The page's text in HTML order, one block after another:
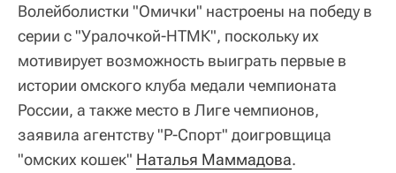
Волейболистки "Омички" настроены на победу в
серии с "Уралочкой-НТМК", поскольку их
мотивирует возможность выиграть первые в
истории омского клуба медали чемпионата
России, а также место в Лиге чемпионов,
заявила агентству "Р-Спорт" доигровщица
"омских кошек" Наталья Маммадова.